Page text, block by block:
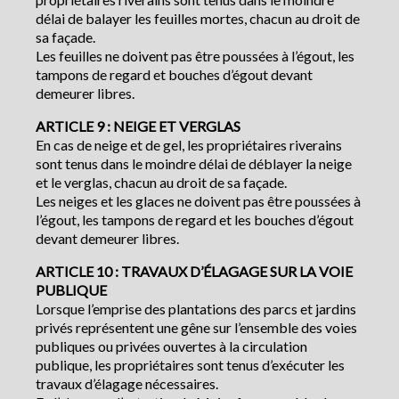
délai de balayer les feuilles mortes, chacun au droit de
sa façade.
Les feuilles ne doivent pas être poussées à l’égout, les
tampons de regard et bouches d’égout devant
demeurer libres.
ARTICLE 9 : NEIGE ET VERGLAS
En cas de neige et de gel, les propriétaires riverains
sont tenus dans le moindre délai de déblayer la neige
et le verglas, chacun au droit de sa façade.
Les neiges et les glaces ne doivent pas être poussées à
l’égout, les tampons de regard et les bouches d’égout
devant demeurer libres.
ARTICLE 10 : TRAVAUX D’ÉLAGAGE SUR LA VOIE
PUBLIQUE
Lorsque l’emprise des plantations des parcs et jardins
privés représentent une gêne sur l’ensemble des voies
publiques ou privées ouvertes à la circulation
publique, les propriétaires sont tenus d’exécuter les
travaux d’élagage nécessaires.